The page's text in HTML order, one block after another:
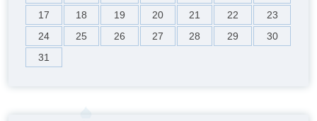
17
18 19 20 21 22
23
24
25 26 27 28 29
30
31